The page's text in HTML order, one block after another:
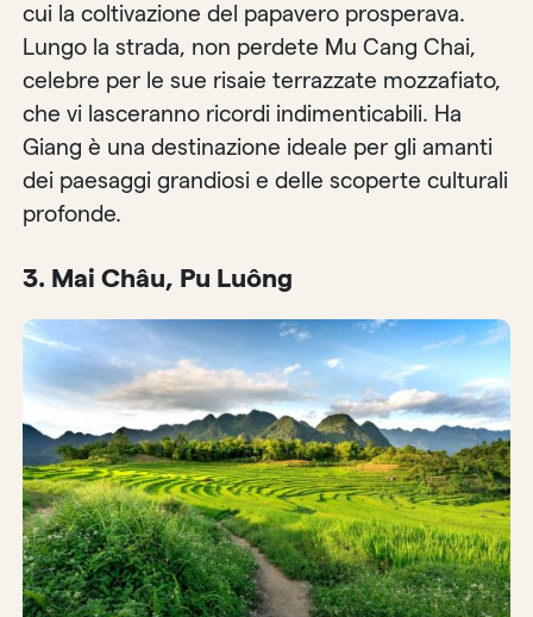
cui la coltivazione del papavero prosperava.
Lungo la strada, non perdete Mu Cang Chai,
celebre per le sue risaie terrazzate mozzafiato,
che vi lasceranno ricordi indimenticabili. Ha
Giang è una destinazione ideale per gli amanti
dei paesaggi grandiosi e delle scoperte culturali
profonde.
3. Mai Châu, Pu Luông